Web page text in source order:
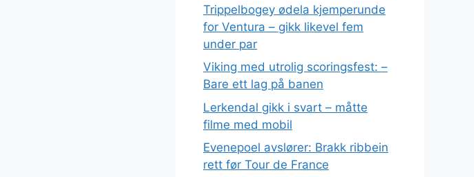
Trippelbogey ødela kjemperunde
for Ventura – gikk likevel fem
under par
Viking med utrolig scoringsfest: –
Bare ett lag på banen
Lerkendal gikk i svart – måtte
filme med mobil
Evenepoel avslører: Brakk ribbein
rett før Tour de France